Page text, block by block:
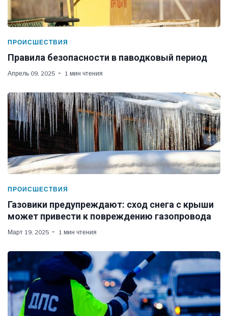
ПРОИСШЕСТВИЯ
Правила безопасности в паводковый период
Апрель 09, 2025 1 мин чтения
ПРОИСШЕСТВИЯ
Газовики предупреждают: сход снега с крыши
может привести к повреждению газопровода
Март 19, 2025 1 мин чтения